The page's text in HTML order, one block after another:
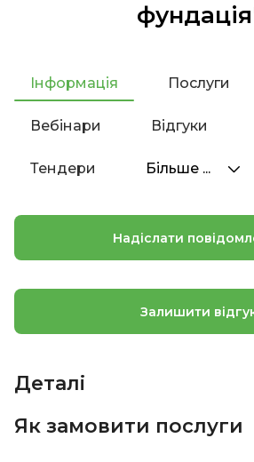
Інформація Послуги
Вебінари Відгуки
Тендери Більше ...
Надіслати
Залишити
Деталі
Як замовити послуги